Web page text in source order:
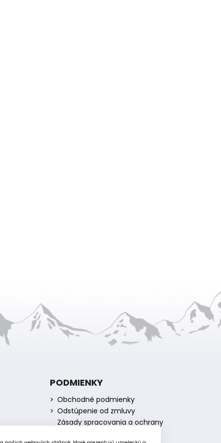
PODMIENKY
Obchodné podmienky
Odstúpenie od zmluvy
Zásady spracovania a ochrany